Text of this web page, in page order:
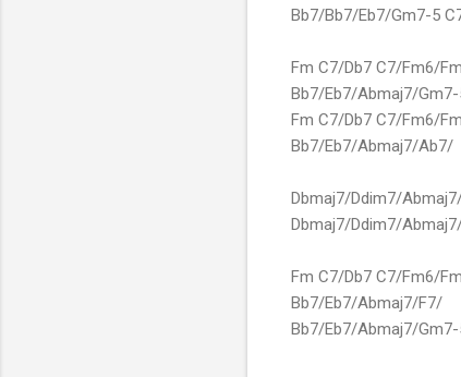
Bb7/Bb7/Eb7/Gm7-5
Fm C7/Db7 C7/Fm6/
Bb7/Eb7/Abmaj7/
Fm C7/Db7 C7/Fm6/
Bb7/Eb7/Abmaj7/Ab7/
Dbmaj7/Ddim7/
Dbmaj7/Ddim7/
Fm C7/Db7 C7/Fm6/
Bb7/Eb7/Abmaj7/F7/
Bb7/Eb7/Abmaj7/